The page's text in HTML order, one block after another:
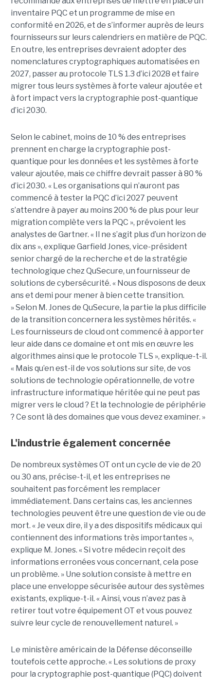
inventaire PQC et un programme de mise en
conformité en 2026, et de s’informer auprès de leurs
fournisseurs sur leurs calendriers en matière de PQC.
En outre, les entreprises devraient adopter des
nomenclatures cryptographiques automatisées en
2027, passer au protocole TLS 1.3 d’ici 2028 et faire
migrer tous leurs systèmes à forte valeur ajoutée et
à fort impact vers la cryptographie post-quantique
d’ici 2030.
Selon le cabinet, moins de 10 % des entreprises
prennent en charge la cryptographie post-
quantique pour les données et les systèmes à forte
valeur ajoutée, mais ce chiffre devrait passer à 80 %
d’ici 2030. « Les organisations qui n’auront pas
commencé à tester la PQC d’ici 2027 peuvent
s’attendre à payer au moins 200 % de plus pour leur
migration complète vers la PQC », prévoient les
analystes de Gartner. « Il ne s’agit plus d’un horizon de
dix ans », explique Garfield Jones, vice-président
senior chargé de la recherche et de la stratégie
technologique chez QuSecure, un fournisseur de
solutions de cybersécurité. « Nous disposons de deux
ans et demi pour mener à bien cette transition.
»Selon M. Jones de QuSecure, la partie la plus difficile
de la transition concernera les systèmes hérités. «
Les fournisseurs de cloud ont commencé à apporter
leur aide dans ce domaine et ont mis en œuvre les
algorithmes ainsi que le protocole TLS », explique-t-il.
« Mais qu’en est-il de vos solutions sur site, de vos
solutions de technologie opérationnelle, de votre
infrastructure informatique héritée qui ne peut pas
migrer vers le cloud ? Et la technologie de périphérie
? Ce sont là des domaines que vous devez examiner. »
L'industrie également concernée
De nombreux systèmes OT ont un cycle de vie de 20
ou 30 ans, précise-t-il, et les entreprises ne
souhaitent pas forcément les remplacer
immédiatement. Dans certains cas, les anciennes
technologies peuvent être une question de vie ou de
mort. « Je veux dire, il y a des dispositifs médicaux qui
contiennent des informations très importantes »,
explique M. Jones. « Si votre médecin reçoit des
informations erronées vous concernant, cela pose
un problème. » Une solution consiste à mettre en
place une enveloppe sécurisée autour des systèmes
existants, explique-t-il. « Ainsi, vous n’avez pas à
retirer tout votre équipement OT et vous pouvez
suivre leur cycle de renouvellement naturel. »
Le ministère américain de la Défense déconseille
toutefois cette approche. « Les solutions de proxy
pour la cryptographie post-quantique (PQC) doivent